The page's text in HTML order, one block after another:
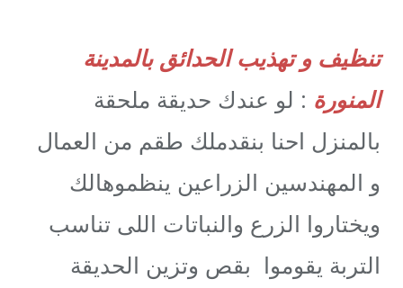
تنظيف و تهذيب الحدائق بالمدينة
المنورة : لو عندك حديقة ملحقة
بالمنزل احنا بنقدملك طقم من العمال
و المهندسين الزراعين ينظموهالك
ويختاروا الزرع والنباتات اللى تناسب
التربة يقوموا بقص وتزين الحديقة